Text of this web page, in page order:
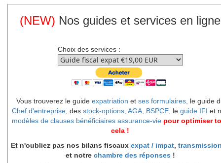
(NEW) Nos guides et services en ligne
Choix des services :
Vous trouverez le guide expatriation et ses formulaires, le guide
Chef d'entreprise, des stock-options, AGA, BSPCE, le guide IFI et
modèles de clauses bénéficiaires assurance-vie pour optimiser
cela !
Et n'oubliez pas nos bilans fiscaux expat / impat,
et notre chambre des réponses !